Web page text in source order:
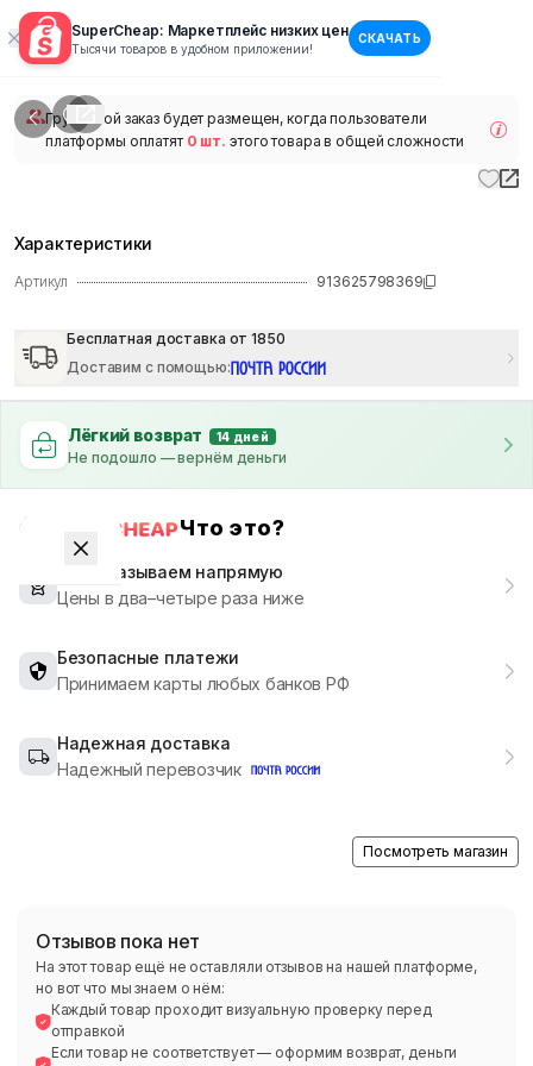
SuperCheap: Маркетплейс низких цен
Тысячи товаров в удобном приложении!
СКАЧАТЬ
1/
Групповой заказ будет размещен, когда пользователи
платформы оплатят 0 шт. этого товара в общей сложности
Характеристики
Артикул 913625798369
Бесплатная доставка от 1850
Доставим с помощью:
Лёгкий возврат 14 дней
Не подошло — вернём деньги
Что это?
Мы заказываем напрямую
Цены в два–четыре раза ниже
Безопасные платежи
Принимаем карты любых банков РФ
Надежная доставка
Надежный перевозчик
Посмотреть магазин
Отзывов пока нет
На этот товар ещё не оставляли отзывов на нашей платформе,
но вот что мы знаем о нём:
Каждый товар проходит визуальную проверку перед
отправкой
Если товар не соответствует — оформим возврат, деньги